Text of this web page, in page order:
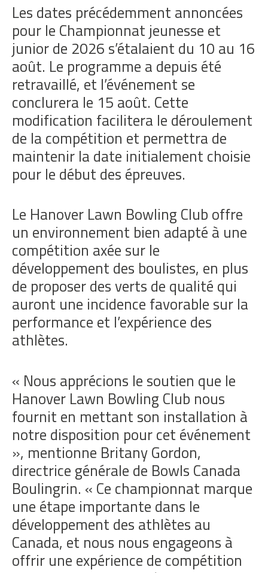
Les dates précédemment annoncées
pour le Championnat jeunesse et
junior de 2026 s’étalaient du 10 au 16
août. Le programme a depuis été
retravaillé, et l’événement se
conclurera le 15 août. Cette
modification facilitera le déroulement
de la compétition et permettra de
maintenir la date initialement choisie
pour le début des épreuves.
Le Hanover Lawn Bowling Club offre
un environnement bien adapté à une
compétition axée sur le
développement des boulistes, en plus
de proposer des verts de qualité qui
auront une incidence favorable sur la
performance et l’expérience des
athlètes.
« Nous apprécions le soutien que le
Hanover Lawn Bowling Club nous
fournit en mettant son installation à
notre disposition pour cet événement
», mentionne Britany Gordon,
directrice générale de Bowls Canada
Boulingrin. « Ce championnat marque
une étape importante dans le
développement des athlètes au
Canada, et nous nous engageons à
offrir une expérience de compétition